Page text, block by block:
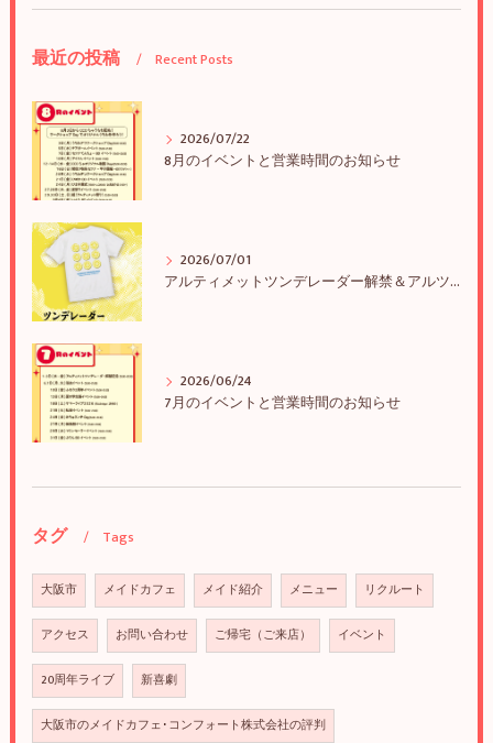
最近の投稿 Recent Posts
2026/07/22
8月のイベントと営業時間のお知らせ
2026/07/01
アルティメットツンデレーダー解禁＆アルツンBIGTEE販売のお知らせ
2026/06/24
7月のイベントと営業時間のお知らせ
タグ Tags
大阪市 メイドカフェ メイド紹介 メニュー リクルート
アクセス お問い合わせ ご帰宅（ご来店） イベント
20周年ライブ 新喜劇
大阪市のメイドカフェ･コンフォート株式会社の評判